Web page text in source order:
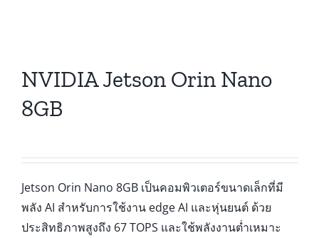
NVIDIA Jetson Orin Nano
8GB
Jetson Orin Nano 8GB เป็นคอมพิวเตอร์ขนาดเล็กที่มี
พลัง AI สำหรับการใช้งาน edge AI และหุ่นยนต์ ด้วย
ประสิทธิภาพสูงถึง 67 TOPS และใช้พลังงานต่ำเหมาะ